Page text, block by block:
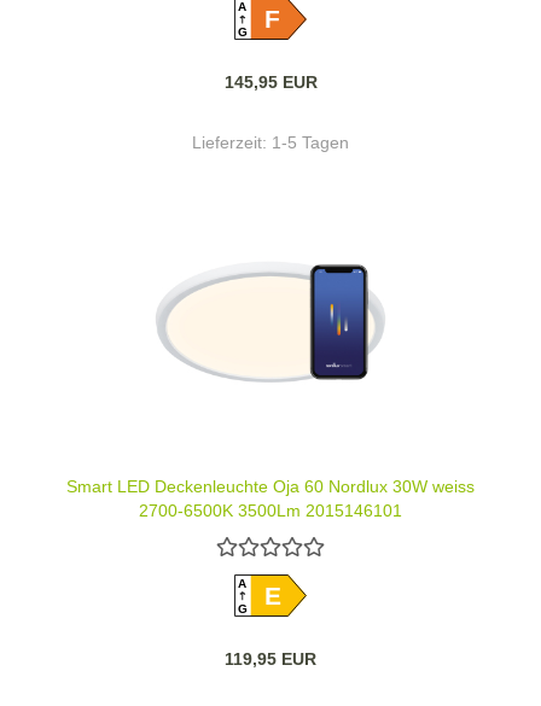
A
GF
145,95 EUR
Lieferzeit: 1-5 Tagen
Smart LED Deckenleuchte Oja 60 Nordlux 30W weiss
2700-6500K 3500Lm 2015146101
A
GE
119,95 EUR